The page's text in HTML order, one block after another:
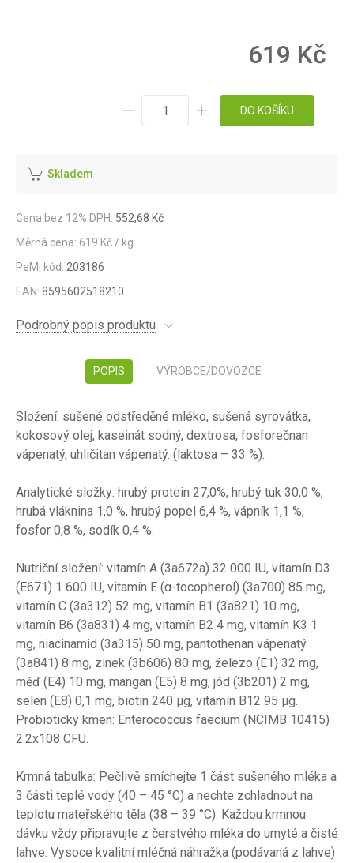
619 Kč
DO KOŠÍKU
Skladem
Cena bez 12% DPH: 552,68 Kč
Měrná cena: 619 Kč / kg
PeMi kód: 203186
EAN: 8595602518210
Podrobný popis produktu
POPIS VÝROBCE/DOVOZCE
Složení: sušené odstředěné mléko, sušená syrovátka,
kokosový olej, kaseinát sodný, dextrosa, fosforečnan
vápenatý, uhličitan vápenatý. (laktosa – 33 %).
Analytické složky: hrubý protein 27,0%, hrubý tuk 30,0 %,
hrubá vláknina 1,0 %, hrubý popel 6,4 %, vápník 1,1 %,
fosfor 0,8 %, sodík 0,4 %.
Nutriční složení: vitamín A (3a672a) 32 000 IU, vitamín D3
(E671) 1 600 IU, vitamín E (α-tocopherol) (3a700) 85 mg,
vitamín C (3a312) 52 mg, vitamín B1 (3a821) 10 mg,
vitamín B6 (3a831) 4 mg, vitamín B2 4 mg, vitamín K3 1
mg, niacinamid (3a315) 50 mg, pantothenan vápenatý
(3a841) 8 mg, zinek (3b606) 80 mg, železo (E1) 32 mg,
měď (E4) 10 mg, mangan (E5) 8 mg, jód (3b201) 2 mg,
selen (E8) 0,1 mg, biotin 240 μg, vitamín B12 95 μg.
Probioticky kmen: Enterococcus faecium (NCIMB 10415)
2.2x108 CFU.
Krmná tabulka: Pečlivě smíchejte 1 část sušeného mléka a
3 části teplé vody (40 – 45 °C) a nechte zchladnout na
teplotu mateřského těla (38 – 39 °C). Každou krmnou
dávku vždy připravujte z čerstvého mléka do umyté a čisté
lahve. Vysoce kvalitní mléčná náhražka (podávaná z lahve)